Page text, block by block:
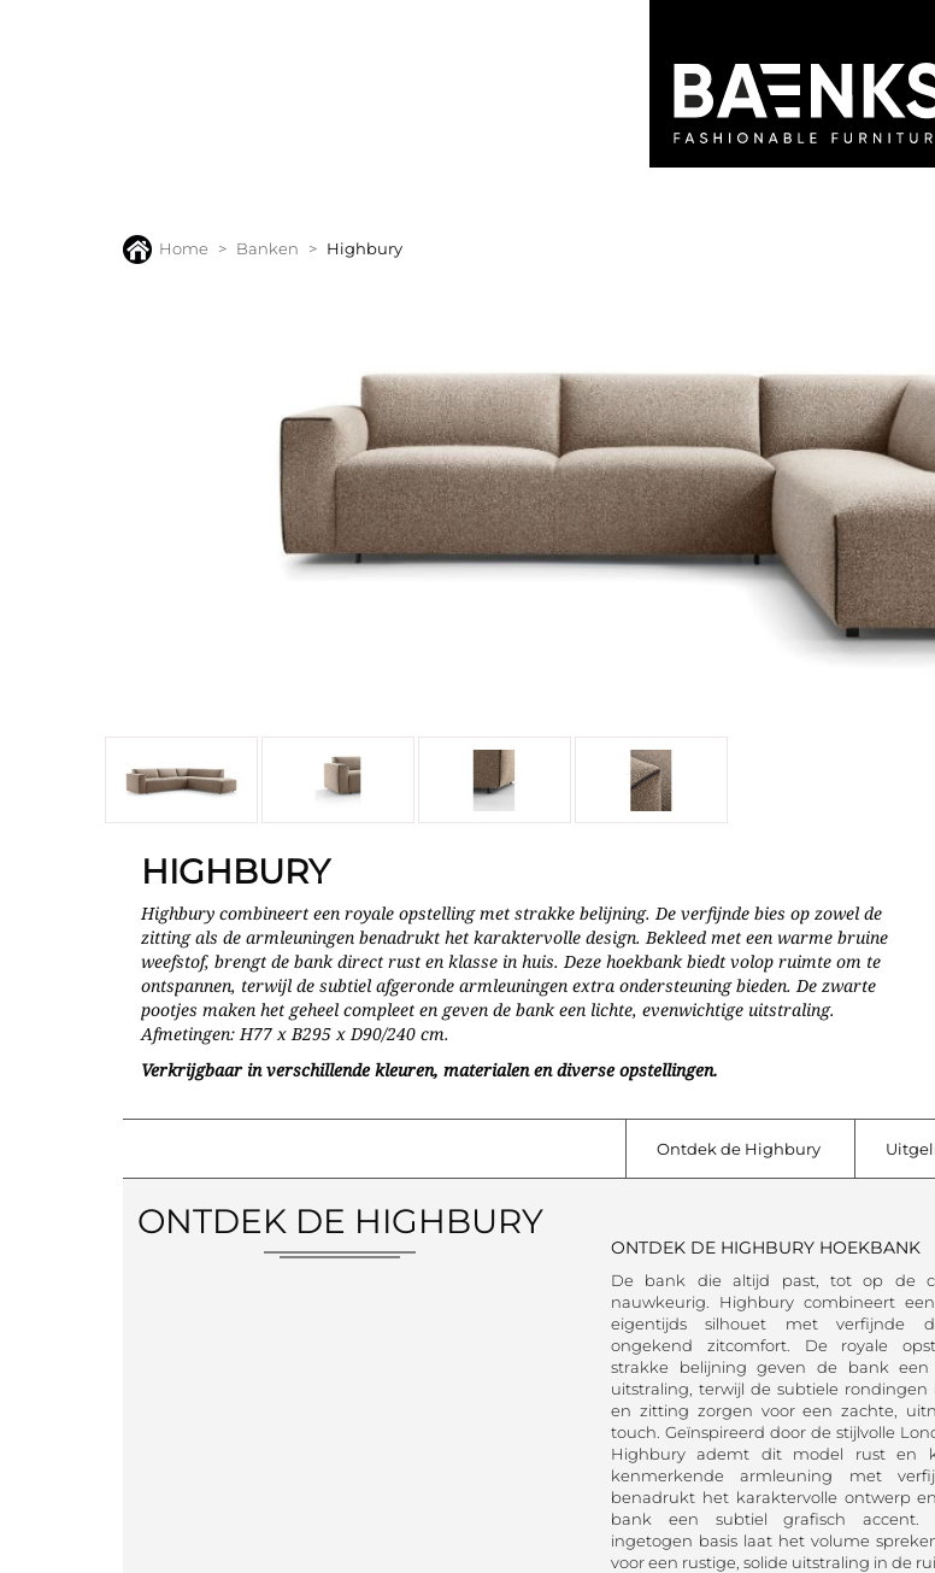
Home Banken Highbury
HIGHBURY
Highbury combineert een royale opstelling met strakke belijning. De verfijnde bies op zowel de
zitting als de armleuningen benadrukt het karaktervolle design. Bekleed met een warme bruine
weefstof, brengt de bank direct rust en klasse in huis. Deze hoekbank biedt volop ruimte om te
ontspannen, terwijl de subtiel afgeronde armleuningen extra ondersteuning bieden. De zwarte
pootjes maken het geheel compleet en geven de bank een lichte, evenwichtige uitstraling.
Afmetingen: H77 x B295 x D90/240 cm.
Verkrijgbaar in verschillende kleuren, materialen en diverse opstellingen.
Ontdek de Highbury
ONTDEK DE HIGHBURY
ONTDEK DE HIGHBURY HOEKBANK
De bank die altijd past, tot op de
nauwkeurig. Highbury combineert
eigentijds silhouet met verfijnde
ongekend zitcomfort. De royale
strakke belijning geven de bank een
uitstraling, terwijl de subtiele rondingen
en zitting zorgen voor een zachte,
touch. Geïnspireerd door de stijlvolle
Highbury ademt dit model rust en
kenmerkende armleuning met
benadrukt het karaktervolle ontwerp
bank een subtiel grafisch accent.
ingetogen basis laat het volume
voor een rustige, solide uitstraling in de